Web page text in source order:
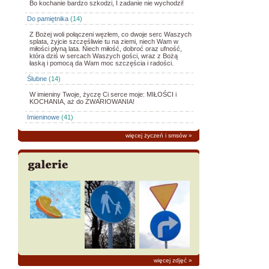
Bo kochanie bardzo szkodzi, I zadanie nie wychodzi!
Do pamiętnika (14)
Z Bożej woli połączeni węzłem, co dwoje serc Waszych
splata, żyjcie szczęśliwie tu na ziemi, niech Wam w
miłości płyną lata. Niech miłość, dobroć oraz ufność,
która dziś w sercach Waszych gości, wraz z Bożą
łaską i pomocą da Wam moc szczęścia i radości.
Ślubne (14)
W imieniny Twoje, życzę Ci serce moje: MIŁOŚCI i
KOCHANIA, aż do ZWARIOWANIA!
Imieninowe (41)
więcej życzeń i smsów»
więcej zdjęć »